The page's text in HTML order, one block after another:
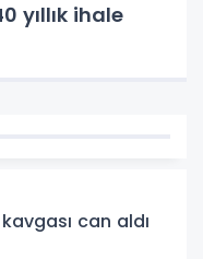
yıllık ihale
can aldı